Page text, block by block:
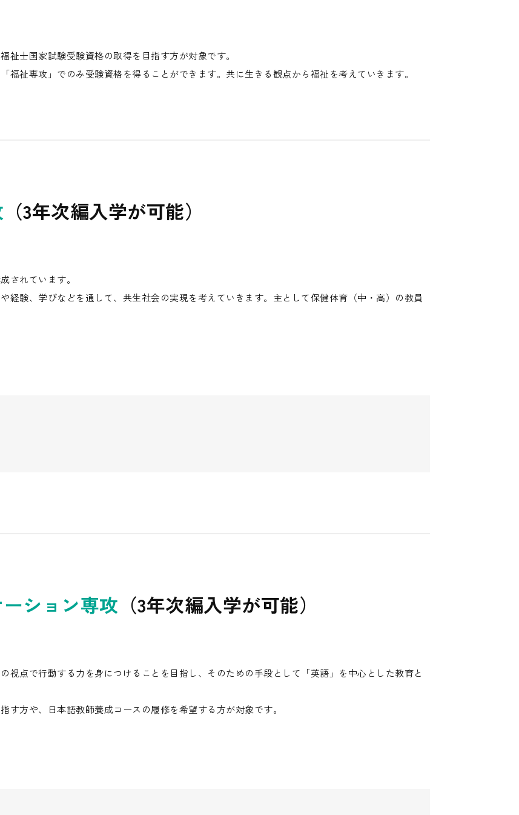
士国家試験受験資格の取得を目指す方が対象です。
福祉専攻」でのみ受験資格を得ることができます。共に生きる観点から福祉を考えていきます。
（3年次編入学が可能）
されています。
経験、学びなどを通して、共生社会の実現を考えていきます。主として保健体育（中・高）の教員
ション専攻 （3年次編入学が可能）
視点で行動する力を身につけることを目指し、そのための手段として「英語」を中心とした教育と
す方や、日本語教師養成コースの履修を希望する方が対象です。